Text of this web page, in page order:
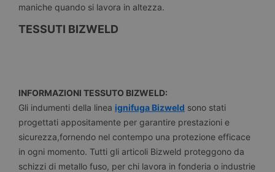
maniche quando si lavora in altezza.
TESSUTI BIZWELD
INFORMAZIONI TESSUTO BIZWELD:
Gli indumenti della linea ignifuga Bizweld sono stati
progettati appositamente per garantire prestazioni e
sicurezza,fornendo nel contempo una protezione efficace
in ogni momento. Tutti gli articoli Bizweld proteggono da
schizzi di metallo fuso, per chi lavora in fonderia o industrie